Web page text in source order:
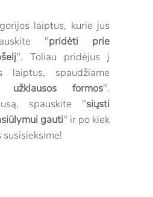
laiptus, kurie jus
"pridėti prie
". Toliau pridėjus į
laiptus, spaudžiame
formos".
spauskite "siųsti
gauti" ir po kiek
susisieksime!